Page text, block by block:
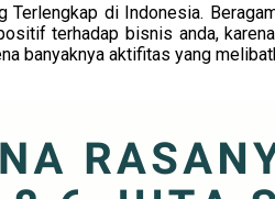
di Indonesia.
terhadap bisnis anda,
banyaknya aktifitas yang